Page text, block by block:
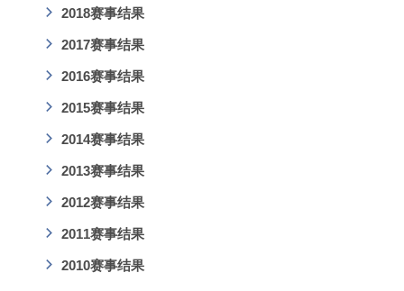
2018赛事结果
2017赛事结果
2016赛事结果
2015赛事结果
2014赛事结果
2013赛事结果
2012赛事结果
2011赛事结果
2010赛事结果